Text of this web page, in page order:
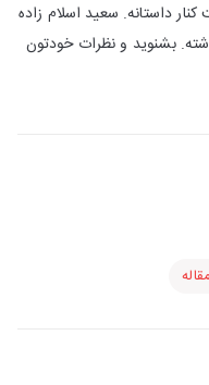
داستانه. سعید اسلام زاده
بشنوید و نظرات خودتون